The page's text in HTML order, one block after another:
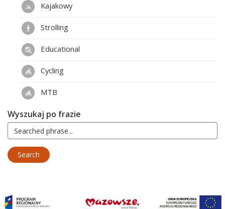
Kajakowy
Strolling
Educational
Cycling
MTB
Wyszukaj po frazie